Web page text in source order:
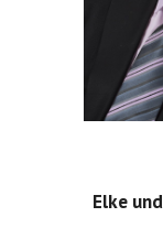
Elke